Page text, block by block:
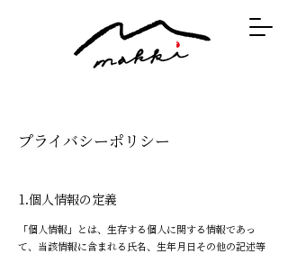
プライバシーポリシー
1.個人情報の定義
「個人情報」とは、生存する個人に関する情報であっ
て、当該情報に含まれる氏名、生年月日その他の記述等